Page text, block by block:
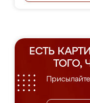
ЕСТЬ
ТОГО,